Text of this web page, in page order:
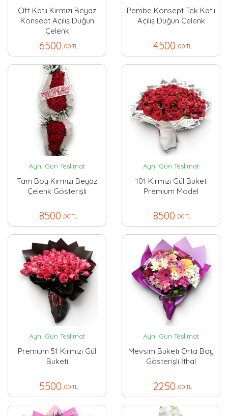
Çift Katlı Kırmızı Beyaz
Konsept Açılış Düğün
Çelenk
6500 ,00 TL
Pembe Konsept Tek Katlı
Açılış Düğün Çelenk
4500 ,00 TL
Aynı Gün Teslimat
Tam Boy Kırmızı Beyaz
Çelenk Gösterişli
8500 ,00 TL
Aynı Gün Teslimat
101 Kırmızı Gül Buket
Premium Model
8500 ,00 TL
Aynı Gün Teslimat
Premium 51 Kırmızı Gül
Buketi
5500 ,00 TL
Aynı Gün Teslimat
Mevsim Buketi Orta Boy
Gösterişli İthal
2250 ,00 TL